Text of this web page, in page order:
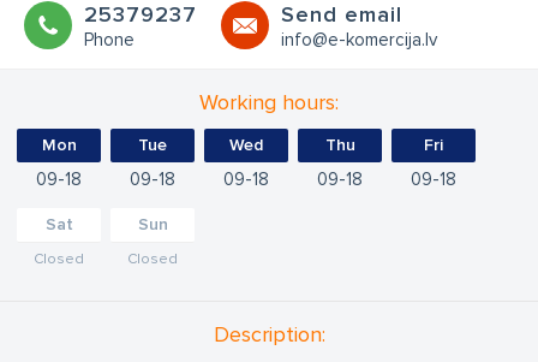
25379237
Phone
Send email
info@e-komercija.lv
Working hours:
Mon
09 18
Tue
09 18
Wed
09 18
Thu
09 18
Fri
09 18
Sat
Closed
Sun
Closed
Description: